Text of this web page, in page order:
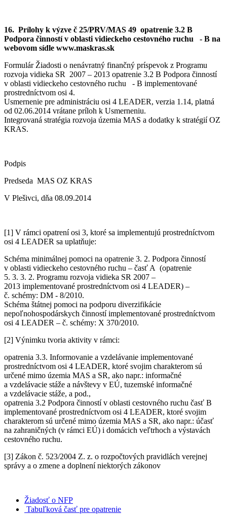
16. Prílohy k výzve č 25/PRV/MAS 49 opatrenie 3.2 B
Podpora činností v oblasti vidieckeho cestovného ruchu - B na
webovom sídle www.maskras.sk
Formulár Žiadosti o nenávratný finančný príspevok z Programu
rozvoja vidieka SR 2007 – 2013 opatrenie 3.2 B Podpora činností
v oblasti vidieckeho cestovného ruchu - B implementované
prostredníctvom osi 4.
Usmernenie pre administráciu osi 4 LEADER, verzia 1.14, platná
od 02.06.2014 vrátane príloh k Usmerneniu.
Integrovaná stratégia rozvoja územia MAS a dodatky k stratégií OZ
KRAS.
Podpis
Predseda MAS OZ KRAS
V Plešivci, dňa 08.09.2014
[1] V rámci opatrení osi 3, ktoré sa implementujú prostredníctvom
osi 4 LEADER sa uplatňuje:
Schéma minimálnej pomoci na opatrenie 3. 2. Podpora činností
v oblasti vidieckeho cestovného ruchu – časť A (opatrenie
5. 3. 3. 2. Programu rozvoja vidieka SR 2007 –
2013 implementované prostredníctvom osi 4 LEADER) –
č. schémy: DM - 8/2010.
Schéma štátnej pomoci na podporu diverzifikácie
nepoľnohospodárskych činností implementované prostredníctvom
osi 4 LEADER – č. schémy: X 370/2010.
[2] Výnimku tvoria aktivity v rámci:
opatrenia 3.3. Informovanie a vzdelávanie implementované
prostredníctvom osi 4 LEADER, ktoré svojim charakterom sú
určené mimo územia MAS a SR, ako napr.: informačné
a vzdelávacie stáže a návštevy v EÚ, tuzemské informačné
a vzdelávacie stáže, a pod.,
opatrenia 3.2 Podpora činností v oblasti cestovného ruchu časť B
implementované prostredníctvom osi 4 LEADER, ktoré svojim
charakterom sú určené mimo územia MAS a SR, ako napr.: účasť
na zahraničných (v rámci EÚ) i domácich veľtrhoch a výstavách
cestovného ruchu.
[3] Zákon č. 523/2004 Z. z. o rozpočtových pravidlách verejnej
správy a o zmene a doplnení niektorých zákonov
Žiadosť o NFP
Tabuľková časť pre opatrenie